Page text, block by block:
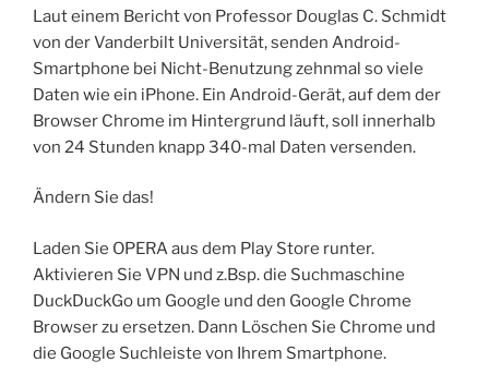
Laut einem Bericht von Professor Douglas C. Schmidt
von der Vanderbilt Universität, senden Android-
Smartphone bei Nicht-Benutzung zehnmal so viele
Daten wie ein iPhone. Ein Android-Gerät, auf dem der
Browser Chrome im Hintergrund läuft, soll innerhalb
von 24 Stunden knapp 340-mal Daten versenden.
Ändern Sie das!
Laden Sie OPERA aus dem Play Store runter.
Aktivieren Sie VPN und z.Bsp. die Suchmaschine
DuckDuckGo um Google und den Google Chrome
Browser zu ersetzen. Dann Löschen Sie Chrome und
die Google Suchleiste von Ihrem Smartphone.